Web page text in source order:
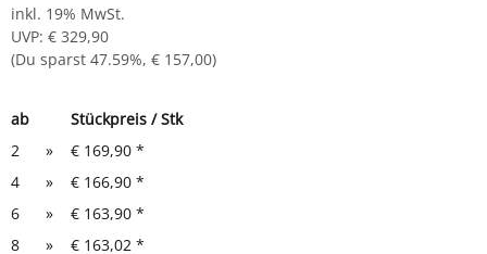
leichte Montage (Zeitaufwand ca. 10 Minuten)
Maße: 750 x 1600 x 600 mm (HxBxT)
inkl. 19% MwSt.
UVP: € 329,90
(Du sparst 47.59%, € 157,00)
ab
Stückpreis / Stk
2
» € 169,90 *
4
» € 166,90 *
6
» € 163,90 *
8
» € 163,02 *